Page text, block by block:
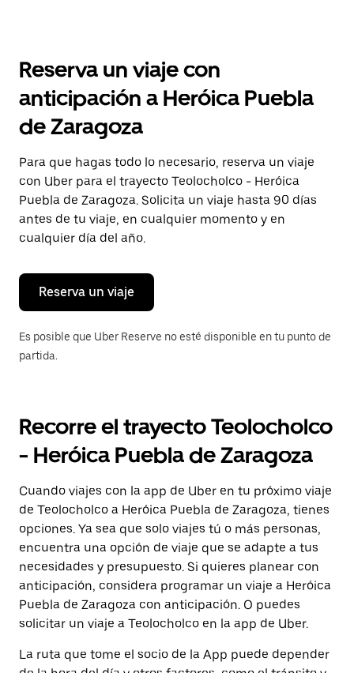
el
y
selecciona
una
Presiona
la
tecla Esc
para
cerrar
el
calendario.
Reserva un viaje con
anticipación a Heróica Puebla
de Zaragoza
Para que hagas todo lo necesario, reserva un viaje
con Uber para el trayecto Teolocholco - Heróica
Puebla de Zaragoza. Solicita un viaje hasta 90 días
antes de tu viaje, en cualquier momento y en
cualquier día del año.
Reserva un viaje
Es posible que Uber Reserve no esté disponible en tu punto de
partida.
Recorre el trayecto Teolocholco
- Heróica Puebla de Zaragoza
Cuando viajes con la app de Uber en tu próximo viaje
de Teolocholco a Heróica Puebla de Zaragoza, tienes
opciones. Ya sea que solo viajes tú o más personas,
encuentra una opción de viaje que se adapte a tus
necesidades y presupuesto. Si quieres planear con
anticipación, considera programar un viaje a Heróica
Puebla de Zaragoza con anticipación. O puedes
solicitar un viaje a Teolocholco en la app de Uber.
La ruta que tome el socio de la App puede depender